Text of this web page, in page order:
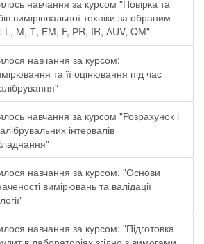
навчання за курсом "Повірка та
вимірювальної техніки за обраним
L, М, Т, ЕМ, F, РR, ІR, АUV, QМ"
навчання за курсом:
та її оцінювання під час
навчання за курсом "Розрахунок і
інтервалів
навчання за курсом: "Основи
вимірювань та валідації
навчання за курсом: "Підготовка